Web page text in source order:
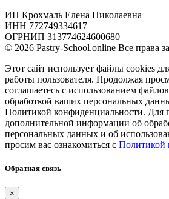
ИП Крохмаль Елена Николаевна
ИНН 772749334617
ОГРНИП 313774624600680
© 2026 Pastry-School.online Все права
Этот сайт использует файлы cookies
работы пользователя. Продолжая
соглашаетесь с использованием
обработкой ваших персональных
Политикой конфиденциальности. Для
дополнительной информации об
персональных данных и об
просим вас ознакомиться с Политикой
Обратная связь
×